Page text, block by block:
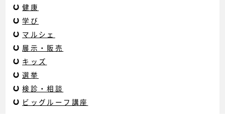
健康
学び
マルシェ
展示・販売
キッズ
選挙
検診・相談
ビッグルーフ講座